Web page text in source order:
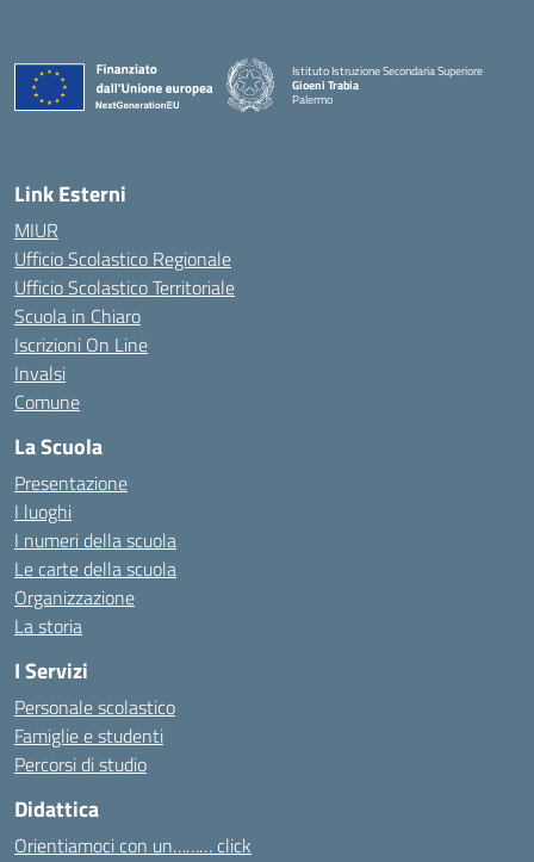
Istituto Istruzione Secondaria Superiore
Gioeni Trabia
Palermo
Link Esterni
MIUR
Ufficio Scolastico Regionale
Ufficio Scolastico Territoriale
Scuola in Chiaro
Iscrizioni On Line
Invalsi
Comune
La Scuola
Presentazione
I luoghi
I numeri della scuola
Le carte della scuola
Organizzazione
La storia
I Servizi
Personale scolastico
Famiglie e studenti
Percorsi di studio
Didattica
Orientiamoci con un……… click